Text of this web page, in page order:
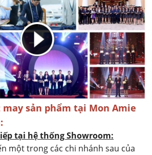
may sản phẩm tại Mon Amie
tại hệ thống Showroom:
một trong các chi nhánh sau của